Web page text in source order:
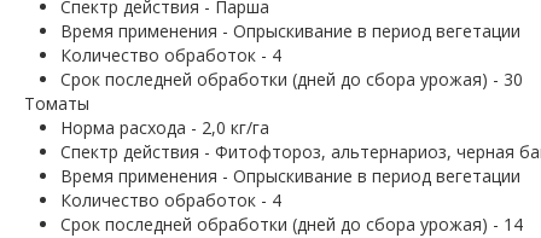
Спектр действия - Парша
Время применения - Опрыскивание в период вегетации
Количество обработок - 4
Срок последней обработки (дней до сбора урожая) - 30
Томаты
Норма расхода - 2,0 кг/га
Спектр действия - Фитофтороз, альтернариоз, черная
Время применения - Опрыскивание в период вегетации
Количество обработок - 4
Срок последней обработки (дней до сбора урожая) - 14